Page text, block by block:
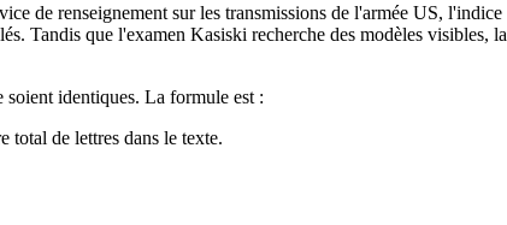
de renseignement sur les transmissions de l'armée US, l'indice
Tandis que l'examen Kasiski recherche des modèles visibles, la
soient identiques. La formule est :
total de lettres dans le texte.